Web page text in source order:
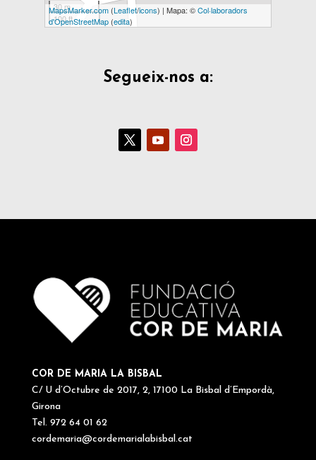
30 m
100 ft
MapsMarker.com(Leaflet/icons) | Mapa: ©Col·laboradors
d'OpenStreetMap(edita)
Segueix-nos a:
COR DE MARIA LA BISBAL
C/ U d’Octubre de 2017, 2, 17100 La Bisbal d’Empordà,
Girona
Tel. 972 64 01 62
cordemaria@cordemarialabisbal.cat